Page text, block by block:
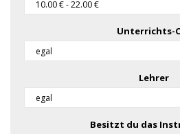
Unterrichts-
Lehrer
Besitzt du das